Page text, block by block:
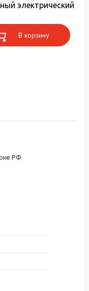
электрический
В корзину
РФ